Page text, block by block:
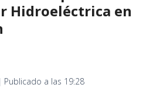
Hidroeléctrica en
Publicado a las 19:28